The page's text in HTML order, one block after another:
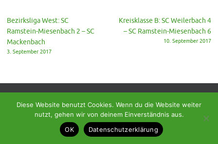
Bezirksliga West: SC
Ramstein-Miesenbach 2 – SC
Mackenbach
3. September 2017
Kreisklasse B: SC Weilerbach 4
– SC Ramstein-Miesenbach 6
10. September 2017
© 2018 - Homepage des SC Ramstein-Miesenbach
Präsentiert vonTempera
Diese Website benutzt Cookies. Wenn du die Website weiter
nutzt, gehen wir von deinem Einverständnis aus.
OK
Datenschutzerklärung